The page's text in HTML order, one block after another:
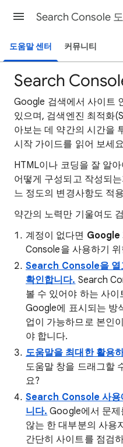
Search Console
도움말 센터 커뮤니티
Search
Google 검색에서 사이트
있으며, 검색엔진 최적화
아보는 데 약간의 시간을
시작 가이드를 읽어 보세
HTML이나 코딩을 잘 알
어떻게 구성되고 작성되
느 정도의 변경사항도 적
약간의 노력만 기울여도
계정이 없다면 Google
Console을 사용하기
Search Console을 열
확인합니다. Search
볼 수 있어야 하는 사
Google에 표시되는 방
업이 가능하므로 본인
야 합니다.
도움말을 최대한 활용
도움말 창을 드래그할
요?
Search Console 사용
니다. Google에서 문제
않는 한 대부분의 사용
간단히 사이트를 점검